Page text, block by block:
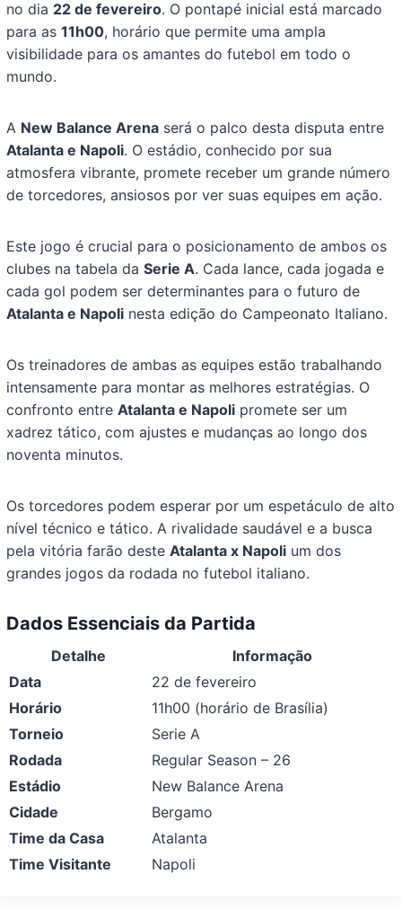
no dia 22 de fevereiro. O pontapé inicial está marcado
para as11h00, horário que permite uma ampla
visibilidade para os amantes do futebol em todo o
mundo.
A New Balance Arena será o palco desta disputa entre
Atalanta e Napoli. O estádio, conhecido por sua
atmosfera vibrante, promete receber um grande número
de torcedores, ansiosos por ver suas equipes em ação.
Este jogo é crucial para o posicionamento de ambos os
clubes na tabela daSerie A. Cada lance, cada jogada e
cada gol podem ser determinantes para o futuro de
Atalanta e Napoli nesta edição do Campeonato Italiano.
Os treinadores de ambas as equipes estão trabalhando
intensamente para montar as melhores estratégias. O
confronto entreAtalanta e Napoli promete ser um
xadrez tático, com ajustes e mudanças ao longo dos
noventa minutos.
Os torcedores podem esperar por um espetáculo de alto
nível técnico e tático. A rivalidade saudável e a busca
pela vitória farão desteAtalanta x Napoli um dos
grandes jogos da rodada no futebol italiano.
Dados Essenciais da Partida
Detalhe
Informação
Data
22 de fevereiro
Horário
11h00 (horário de Brasília)
Torneio
Serie A
Rodada
Regular Season – 26
Estádio
New Balance Arena
Cidade
Bergamo
Time da Casa
Atalanta
Time Visitante
Napoli